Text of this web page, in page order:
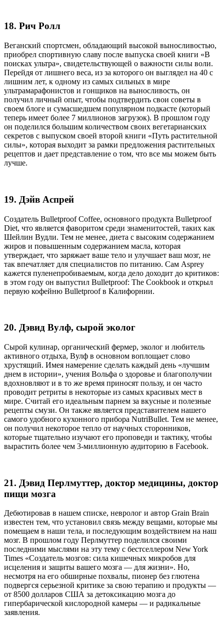
18. Рич Ролл
Веганский спортсмен, обладающий высокой выносливостью,
приобрел спортивную славу после выпуска своей книги «В
поисках ультра», свидетельствующей о важности силы воли.
Перейдя от лишнего веса, из за которого он выглядел на 40 с
лишним лет, к одному из самых сильных в мире
ультрамарафонистов и гонщиков на выносливость, он
получил личный опыт, чтобы подтвердить свои советы в
своем блоге и сумасшедшем популярном подкасте (который
теперь имеет более 7 миллионов загрузок). В прошлом году
он поделился большим количеством своих вегетарианских
секретов с выпуском своей второй книги «Путь растительной
силы», которая выходит за рамки предложения растительных
рецептов и дает представление о том, что все мы можем быть
лучше.
19. Дэйв Аспрей
Создатель Bulletproof Coffee, основного продукта Bulletproof
Diet, что является фаворитом среди знаменитостей, таких как
Шейлин Вудли. Тем не менее, диета с высоким содержанием
жиров и повышенным содержанием масла, которая
утверждает, что заряжает ваше тело и улучшает ваш мозг, не
так впечатляет для специалистов по питанию. Сам Asprey
кажется пуленепробиваемым, когда дело доходит до критиков:
в этом году он выпустил Bulletproof: The Cookbook и открыл
первую кофейню Bulletproof в Калифорнии.
20. Дэвид Вулф, сырой эколог
Сырой кулинар, органический фермер, эколог и любитель
активного отдыха, Вулф в основном воплощает слово
хрустящий. Имея намерение сделать каждый день «лучшим
днем в истории», учения Вольфа о здоровье и благополучии
вдохновляют и в то же время приносят пользу, и он часто
проводит ретриты в некоторые из самых красивых мест в
мире. Считай его идеальным парнем за вкусные и полезные
рецепты смузи. Он также является представителем нашего
самого удобного кухонного прибора NutriBullet. Тем не менее,
он получил некоторое тепло от научных сторонников,
которые тщательно изучают его проповеди и тактику, чтобы
вырастить более чем 3-миллионную аудиторию в Facebook.
21. Дэвид Перлмуттер, доктор медицины, доктор
пищи мозга
Дебютировав в нашем списке, невролог и автор Grain Brain
известен тем, что установил связь между вещами, которые мы
помещаем в наши тела, и последующим воздействием на наш
мозг. В прошлом году Перлмуттер поделился своими
последними мыслями на эту тему с бестселлером New York
Times «Создатель мозгов: сила кишечных микробов для
исцеления и защиты вашего мозга — для жизни». Но,
несмотря на его обширные похвалы, пионер без глютена
подвергся серьезной критике за свою терапию и продукты —
от 8500 долларов США за детоксикацию мозга до
гипербарической кислородной камеры — и радикальные
заявления.